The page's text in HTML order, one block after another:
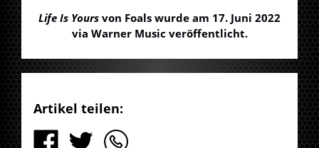
Life Is Yours von Foals wurde am 17. Juni 2022
via Warner Music veröffentlicht.
Artikel teilen: